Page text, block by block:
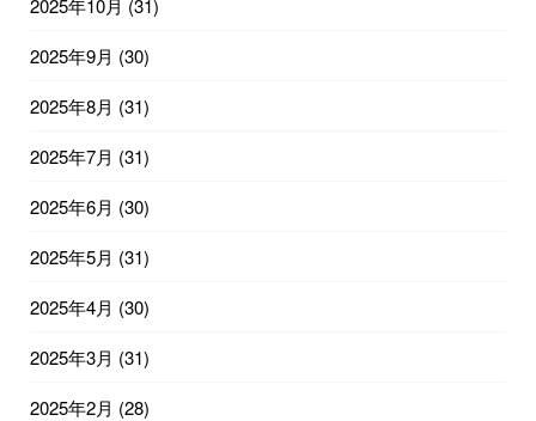
2025年10月 (31)
2025年9月 (30)
2025年8月 (31)
2025年7月 (31)
2025年6月 (30)
2025年5月 (31)
2025年4月 (30)
2025年3月 (31)
2025年2月 (28)